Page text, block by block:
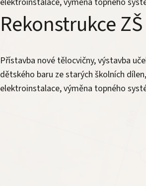
Rekonstrukce
Přístavba nové tělocvičny, výstavba
dětského baru ze starých školních
elektroinstalace, výměna topného